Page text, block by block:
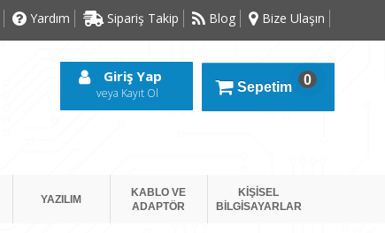
Yardım Sipariş Takip Blog Bize Ulaşın
Giriş Yap
veya Kayıt Ol Sepetim 0
YAZILIM
KABLO VE
ADAPTÖR
KİŞİSEL
BİLGİSAYARLAR